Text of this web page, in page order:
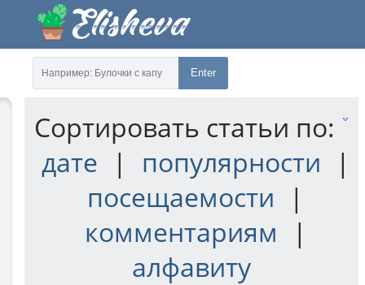
Enter
Сортировать статьи по:
дате
| популярности
|
посещаемости
|
комментариям
|
алфавиту